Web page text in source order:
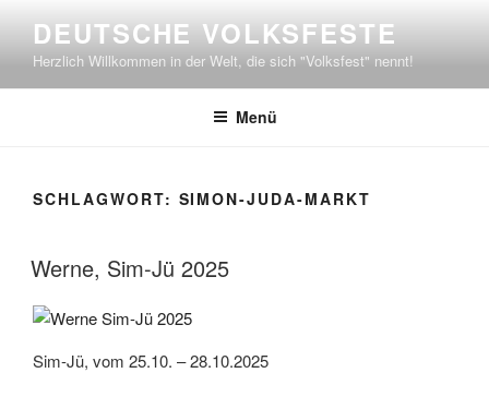
springen
DEUTSCHE VOLKSFESTE
Herzlich Willkommen in der Welt, die sich "Volksfest" nennt!
Menü
SCHLAGWORT: SIMON-JUDA-MARKT
Werne, Sim-Jü 2025
Sim-Jü, vom 25.10. – 28.10.2025